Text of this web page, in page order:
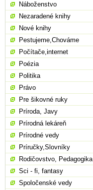
Náboženstvo
Nezaradené knihy
Nové knihy
Pestujeme,Chováme
Počítače,internet
Poézia
Politika
Právo
Pre šikovné ruky
Príroda, Javy
Prírodná lekáreň
Prírodné vedy
Príručky,Slovníky
Rodičovstvo, Pedagogika
Sci - fi, fantasy
Spoločenské vedy